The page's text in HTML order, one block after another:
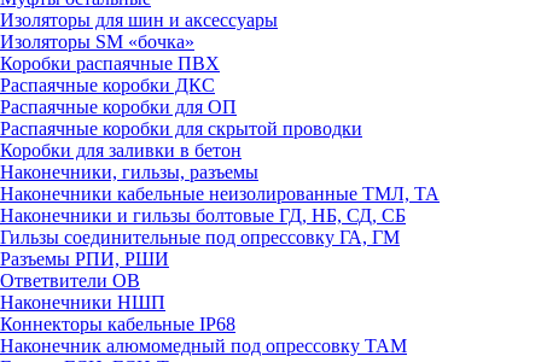
Изоляторы для шин и аксессуары
Изоляторы SM «бочка»
Коробки распаячные ПВХ
Распаячные коробки ДКС
Распаячные коробки для ОП
Распаячные коробки для скрытой проводки
Коробки для заливки в бетон
Наконечники, гильзы, разъемы
Наконечники кабельные неизолированные ТМЛ, ТА
Наконечники и гильзы болтовые ГД, НБ, СД, СБ
Гильзы соединительные под опрессовку ГА, ГМ
Разъемы РПИ, РШИ
Ответвители ОВ
Наконечники НШП
Коннекторы кабельные IP68
Наконечник алюмомедный под опрессовку ТАМ